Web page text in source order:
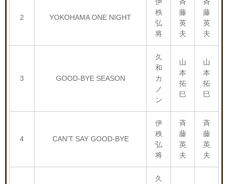
2 YOKOHAMA ONE NIGHT
秩
弘
将
藤
英
夫
藤
英
夫
3 GOOD-BYE SEASON
久
和
カ
ノ
ン
山
本
拓
巳
山
本
拓
巳
4 CAN'T SAY GOOD-BYE
伊
秩
弘
将
斉
藤
英
夫
斉
藤
英
夫
久